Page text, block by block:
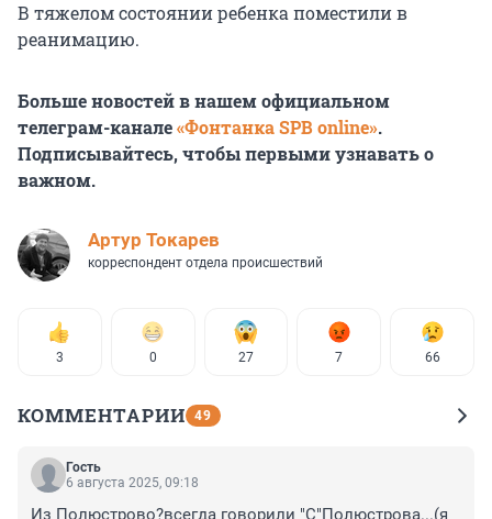
В тяжелом состоянии ребенка поместили в
реанимацию.
Больше новостей в нашем официальном
телеграм-канале«Фонтанка SPB online».
Подписывайтесь, чтобы первыми узнавать о
важном.
Артур Токарев
корреспондент отдела происшествий
3 0 27 7 66
КОММЕНТАРИИ 49
Гость
6 августа 2025, 09:18
Из Полюстрово?всегда говорили "С"Полюстрова...(я